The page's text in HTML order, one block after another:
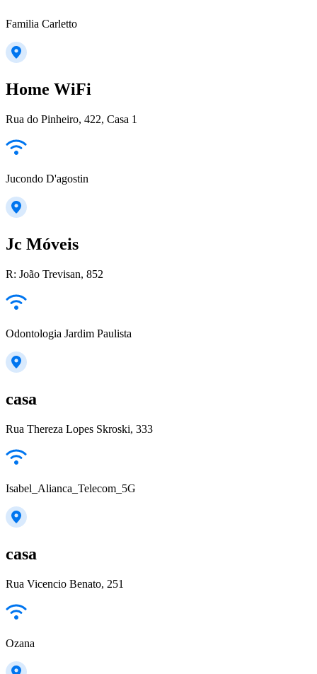
Familia Carletto
Home WiFi
Rua do Pinheiro, 422, Casa 1
Jucondo D'agostin
Jc Móveis
R: João Trevisan, 852
Odontologia Jardim Paulista
casa
Rua Thereza Lopes Skroski, 333
Isabel_Alianca_Telecom_5G
casa
Rua Vicencio Benato, 251
Ozana